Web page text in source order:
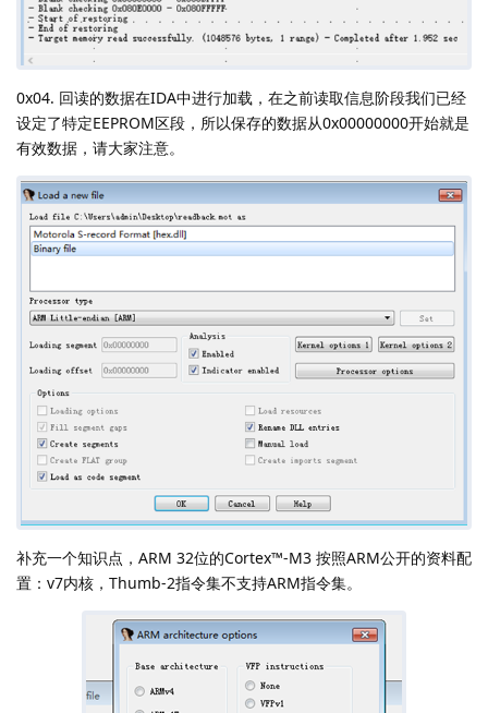
0x04. 回读的数据在IDA中进行加载，在之前读取信息阶段我们已经
设定了特定EEPROM区段，所以保存的数据从0x00000000开始就是
有效数据，请大家注意。
补充一个知识点，ARM 32位的Cortex™-M3 按照ARM公开的资料配
置：v7内核，Thumb-2指令集不支持ARM指令集。